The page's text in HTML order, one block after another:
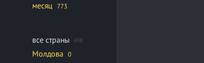
месяц 773
все страны 698
Молдова 0